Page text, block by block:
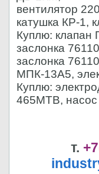
вентилятор
катушка КР-1,
Куплю: клапан
заслонка
заслонка
МПК-13А5,
Куплю:
465МТВ,
т.